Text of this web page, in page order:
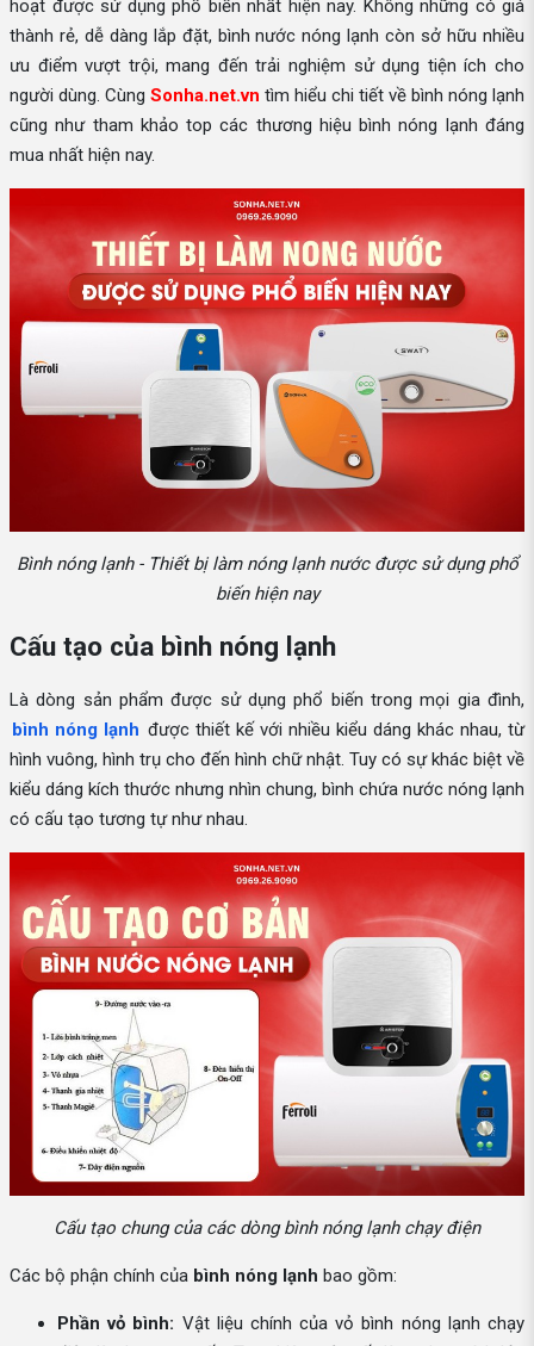
hoạt được sử dụng phổ biến nhất hiện nay. Không những có giá
thành rẻ, dễ dàng lắp đặt, bình nước nóng lạnh còn sở hữu nhiều
ưu điểm vượt trội, mang đến trải nghiệm sử dụng tiện ích cho
người dùng. Cùng Sonha.net.vn tìm hiểu chi tiết về bình nóng lạnh
cũng như tham khảo top các thương hiệu bình nóng lạnh đáng
mua nhất hiện nay.
Bình nóng lạnh - Thiết bị làm nóng lạnh nước được sử dụng phổ
biến hiện nay
Cấu tạo của bình nóng lạnh
Là dòng sản phẩm được sử dụng phổ biến trong mọi gia đình,
bình nóng lạnh được thiết kế với nhiều kiểu dáng khác nhau, từ
hình vuông, hình trụ cho đến hình chữ nhật. Tuy có sự khác biệt về
kiểu dáng kích thước nhưng nhìn chung, bình chứa nước nóng lạnh
có cấu tạo tương tự như nhau.
Cấu tạo chung của các dòng bình nóng lạnh chạy điện
Các bộ phận chính của bình nóng lạnh bao gồm:
Phần vỏ bình: Vật liệu chính của vỏ bình nóng lạnh chạy